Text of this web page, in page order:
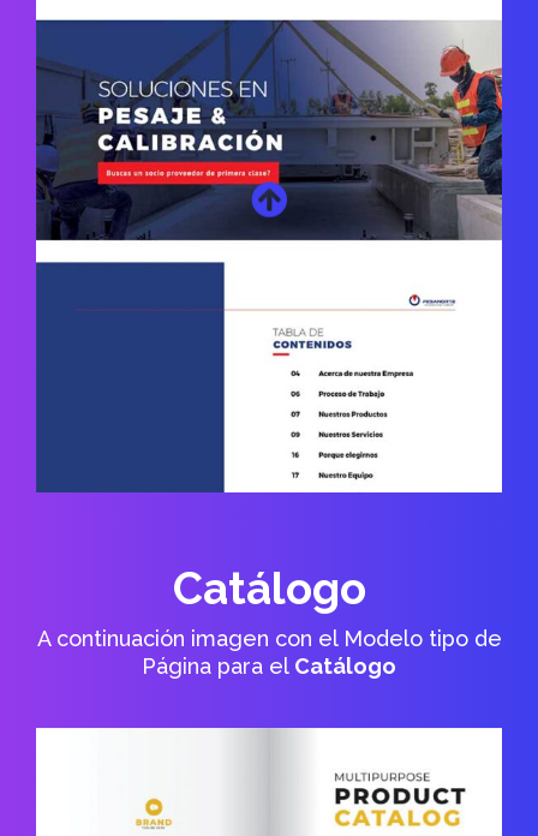
Catálogo
A continuación imagen con el Modelo tipo de
Página para el Catálogo